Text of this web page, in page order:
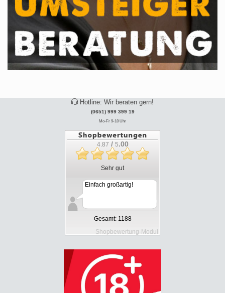
Hotline: Wir beraten gern!
(0651) 999 399 19
Mo-Fr 9-18 Uhr
4.87 / 5.00
Sehr gut
Einfach großartig!
Gesamt: 1188
Shopbewertung-Modul